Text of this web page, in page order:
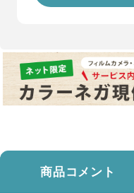
商品コメント